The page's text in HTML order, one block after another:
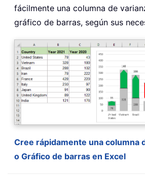
fácilmente una columna de
gráfico de barras, según sus
Cree rápidamente una columna
o Gráfico de barras en Excel